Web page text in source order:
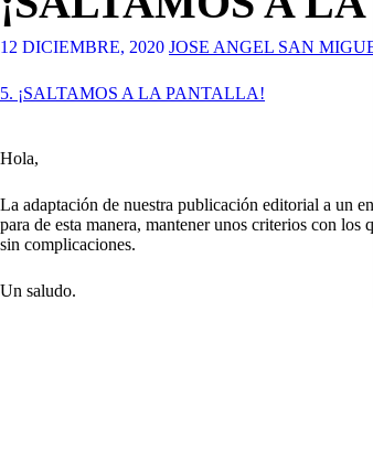
12 DICIEMBRE, 2020 JOSE ANGEL SAN
5. ¡SALTAMOS A LA PANTALLA!
Hola,
La adaptación de nuestra publicación editorial a un
para de esta manera, mantener unos criterios con
sin complicaciones.
Un saludo.